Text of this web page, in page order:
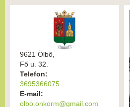
9621 Ölbő,
Fő u. 32.
Telefon:
3695366075
E-mail:
olbo.onkorm@gmail.com